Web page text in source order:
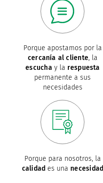
Porque apostamos por la
cercanía al cliente, la
escucha y la respuesta
permanente a sus
necesidades
Porque para nosotros, la
calidad es una necesidad